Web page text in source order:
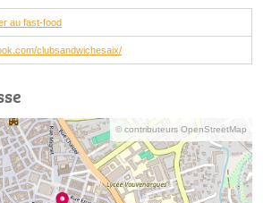
au fast-food
clubsandwichesaix/
© contributeurs OpenStreetMap